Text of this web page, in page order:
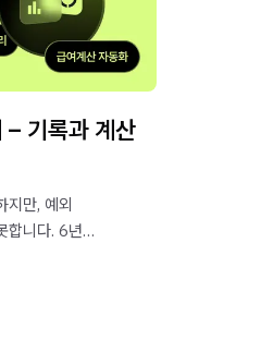
– 기록과 계산
지만, 예외
합니다. 6년